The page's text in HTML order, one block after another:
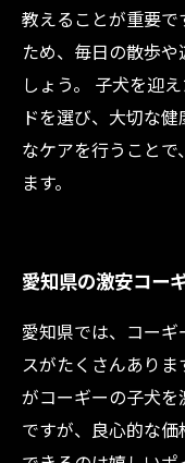
教えることが重要
ため、毎日の散歩
しょう。 子犬を迎
ドを選び、大切な
なケアを行うこと
ます。
愛知県の激安コー
愛知県では、コー
スがたくさんあり
がコーギーの子犬を
ですが、良心的な